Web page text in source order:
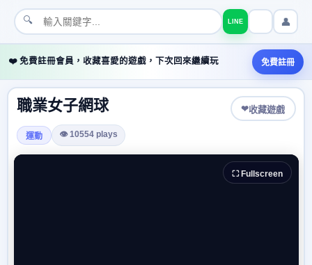
🔍 LINE 👤
❤️ 免費註冊會員，收藏喜愛的遊戲，下次回來繼續玩 免費註冊
職業女子網球 ❤收藏遊戲
運動 👁 10554 plays
⛶ Fullscreen